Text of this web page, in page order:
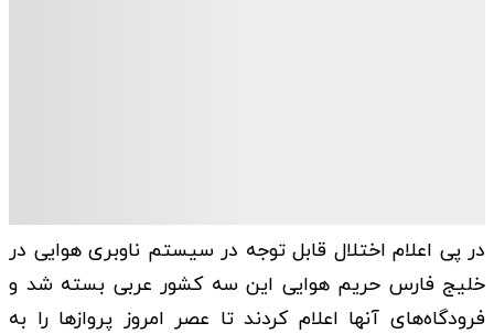
در پی اعلام اختلال قابل توجه در سیستم‌ ناوبری هوایی در
خلیج فارس حریم هوایی این سه کشور عربی بسته شد و
فرودگاه‌های آنها اعلام کردند تا عصر امروز پروازها را به